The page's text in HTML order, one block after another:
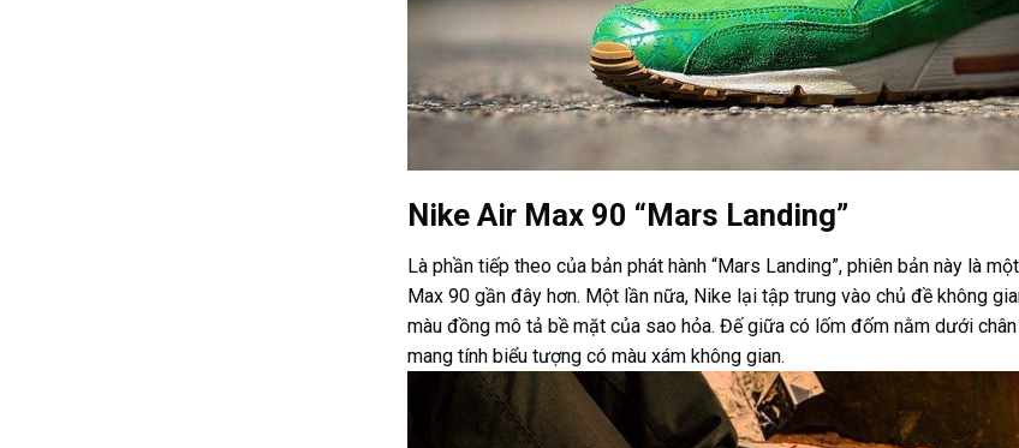
Nike Air Max 90 “Mars Landing”
Là phần tiếp theo của bản phát hành “Mars Landing”, phiên bản này là
Max 90 gần đây hơn. Một lần nữa, Nike lại tập trung vào chủ đề không
màu đồng mô tả bề mặt của sao hỏa. Đế giữa có lốm đốm nằm dưới
mang tính biểu tượng có màu xám không gian.